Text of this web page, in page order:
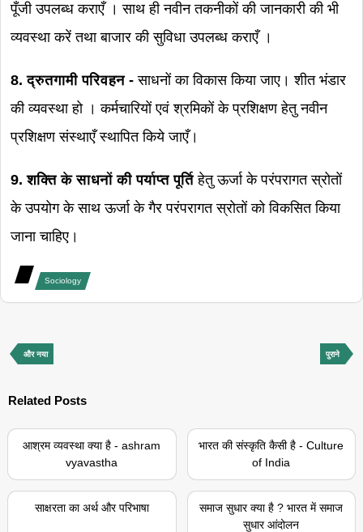
पूँजी उपलब्ध कराएँ । साथ ही नवीन तकनीकों की जानकारी की भी
व्यवस्था करें तथा बाजार की सुविधा उपलब्ध कराएँ ।
8. द्रुतगामी परिवहन - साधनों का विकास किया जाए। शीत भंडार
की व्यवस्था हो । कर्मचारियों एवं श्रमिकों के प्रशिक्षण हेतु नवीन
प्रशिक्षण संस्थाएँ स्थापित किये जाएँ।
9. शक्ति के साधनों की पर्याप्त पूर्ति हेतु ऊर्जा के परंपरागत स्रोतों
के उपयोग के साथ ऊर्जा के गैर परंपरागत स्रोतों को विकसित किया
जाना चाहिए।
Sociology
और नया पुराने
Related Posts
आश्रम व्यवस्था क्या है - ashram
vyavastha
भारत की संस्कृति कैसी है - Culture
of India
साक्षरता का अर्थ और परिभाषा
समाज सुधार क्या है ? भारत में समाज
सुधार आंदोलन